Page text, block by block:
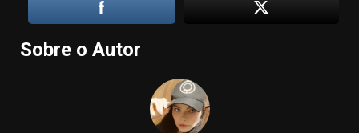
Sobre o Autor